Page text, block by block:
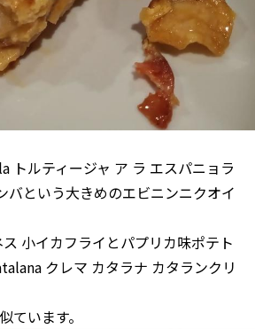
トルティージャ ア ラ エスパニョラ
という大きめのエビニンニクオイ
小イカフライとパプリカ味ポテト
クレマ カタラナ カタランクリ
ています。